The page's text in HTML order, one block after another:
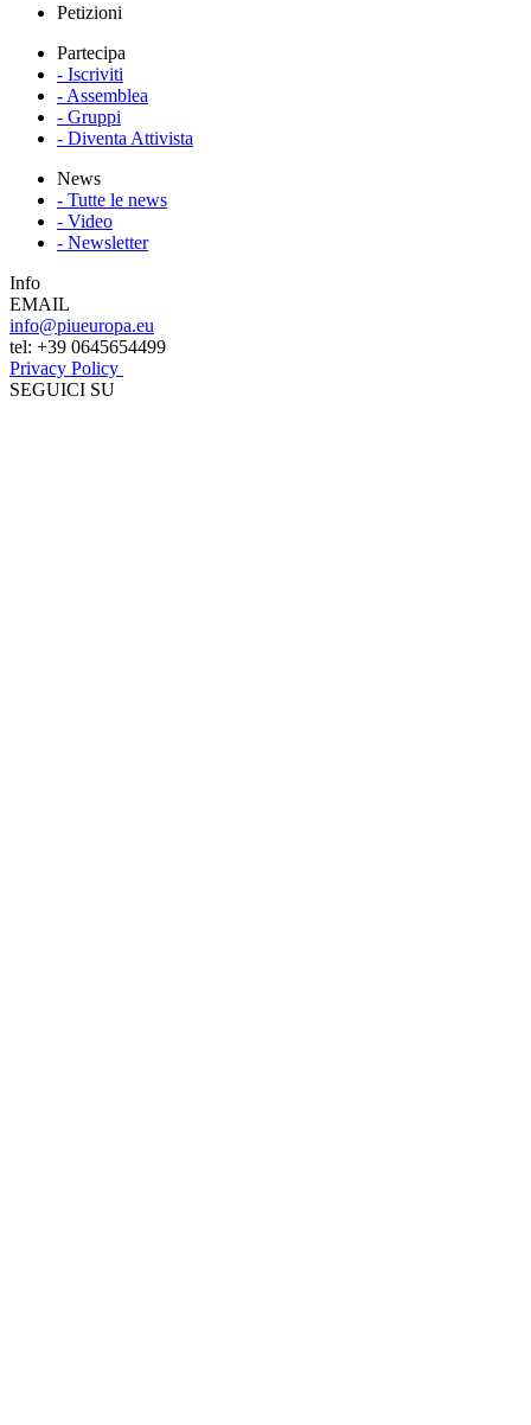
Petizioni
Partecipa
- Iscriviti
- Assemblea
- Gruppi
- Diventa Attivista
News
- Tutte le news
- Video
- Newsletter
Info
EMAIL
info@piueuropa.eu
tel: ‭+39 0645654499
Privacy Policy
SEGUICI SU